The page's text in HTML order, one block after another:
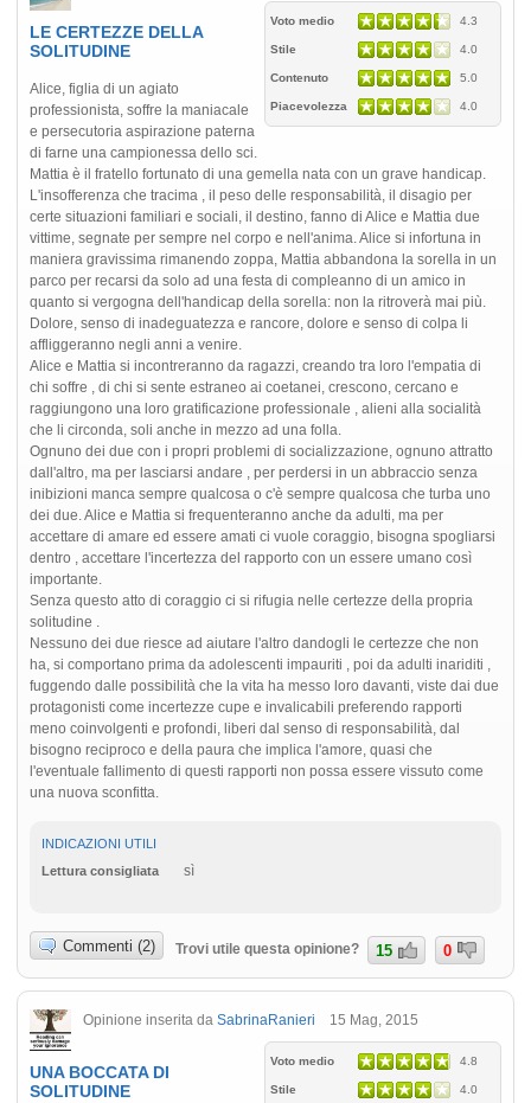
Voto medio 4.3
Stile 4.0
Contenuto 5.0
Piacevolezza 4.0
LE CERTEZZE DELLA
SOLITUDINE
Alice, figlia di un agiato
professionista, soffre la maniacale
e persecutoria aspirazione paterna
di farne una campionessa dello sci.
Mattia è il fratello fortunato di una gemella nata con un grave handicap.
L'insofferenza che tracima , il peso delle responsabilità, il disagio per
certe situazioni familiari e sociali, il destino, fanno di Alice e Mattia due
vittime, segnate per sempre nel corpo e nell'anima. Alice si infortuna in
maniera gravissima rimanendo zoppa, Mattia abbandona la sorella in un
parco per recarsi da solo ad una festa di compleanno di un amico in
quanto si vergogna dell'handicap della sorella: non la ritroverà mai più.
Dolore, senso di inadeguatezza e rancore, dolore e senso di colpa li
affliggeranno negli anni a venire.
Alice e Mattia si incontreranno da ragazzi, creando tra loro l'empatia di
chi soffre , di chi si sente estraneo ai coetanei, crescono, cercano e
raggiungono una loro gratificazione professionale , alieni alla socialità
che li circonda, soli anche in mezzo ad una folla.
Ognuno dei due con i propri problemi di socializzazione, ognuno attratto
dall'altro, ma per lasciarsi andare , per perdersi in un abbraccio senza
inibizioni manca sempre qualcosa o c'è sempre qualcosa che turba uno
dei due. Alice e Mattia si frequenteranno anche da adulti, ma per
accettare di amare ed essere amati ci vuole coraggio, bisogna spogliarsi
dentro , accettare l'incertezza del rapporto con un essere umano così
importante.
Senza questo atto di coraggio ci si rifugia nelle certezze della propria
solitudine .
Nessuno dei due riesce ad aiutare l'altro dandogli le certezze che non
ha, si comportano prima da adolescenti impauriti , poi da adulti inariditi ,
fuggendo dalle possibilità che la vita ha messo loro davanti, viste dai due
protagonisti come incertezze cupe e invalicabili preferendo rapporti
meno coinvolgenti e profondi, liberi dal senso di responsabilità, dal
bisogno reciproco e della paura che implica l'amore, quasi che
l'eventuale fallimento di questi rapporti non possa essere vissuto come
una nuova sconfitta.
INDICAZIONI UTILI
Lettura consigliata
sì
Commenti (2) Trovi utile questa opinione? 15 0
Opinione inserita da SabrinaRanieri 15 Mag, 2015
Voto medio 4.8
Stile 4.0
UNA BOCCATA DI
SOLITUDINE